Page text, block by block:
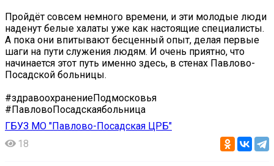
Пройдёт совсем немного времени, и эти молодые люди
наденут белые халаты уже как настоящие специалисты.
А пока они впитывают бесценный опыт, делая первые
шаги на пути служения людям. И очень приятно, что
начинается этот путь именно здесь, в стенах Павлово-
Посадской больницы.
#здравоохранениеПодмосковья
#ПавловоПосадскаябольница
ГБУЗ МО "Павлово-Посадская ЦРБ"
18